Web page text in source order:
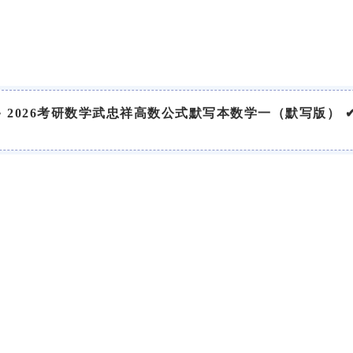
2026考研数学武忠祥高数公式默写本数学一（默写版）